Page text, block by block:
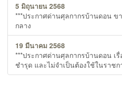
5 มิถุนายน 2568
***ประกาศด่านศุลกากรบ้านดอน
กลาง
19 มีนาคม 2568
***ประกาศด่านศุลกากรบ้านดอน เ
ชำรุด และไม่จำเป็นต้องใช้ในราชก